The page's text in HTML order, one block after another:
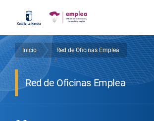
principal
Sobrescribir
enlaces
Inicio
/
Red de Oficinas Emplea
/
Red de Oficinas Emplea